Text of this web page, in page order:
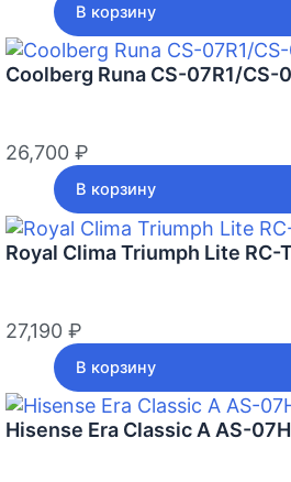
В корзину
Coolberg Runa CS-07R1/CS-
26,700 ₽
В корзину
Royal Clima Triumph Lite RC-
27,190 ₽
В корзину
Hisense Era Classic A AS-